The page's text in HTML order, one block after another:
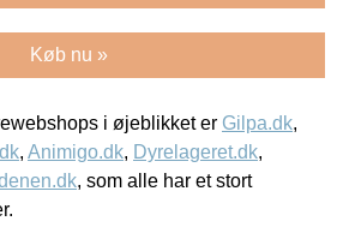
Køb nu »
i øjeblikket er Gilpa.dk,
, Animigo.dk, Dyrelageret.dk,
, som alle har et stort